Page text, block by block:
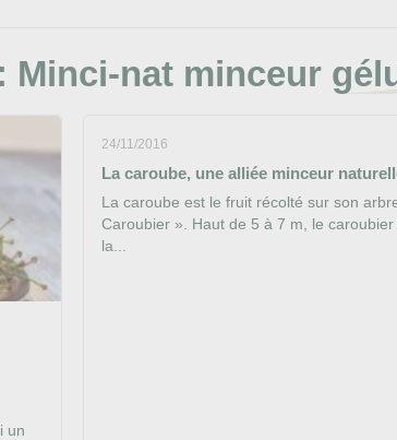
Minci-nat minceur
un
24/11/2016
La caroube, une alliée minceur
La caroube est le fruit récolté sur son
Caroubier ». Haut de 5 à 7 m, le
la...